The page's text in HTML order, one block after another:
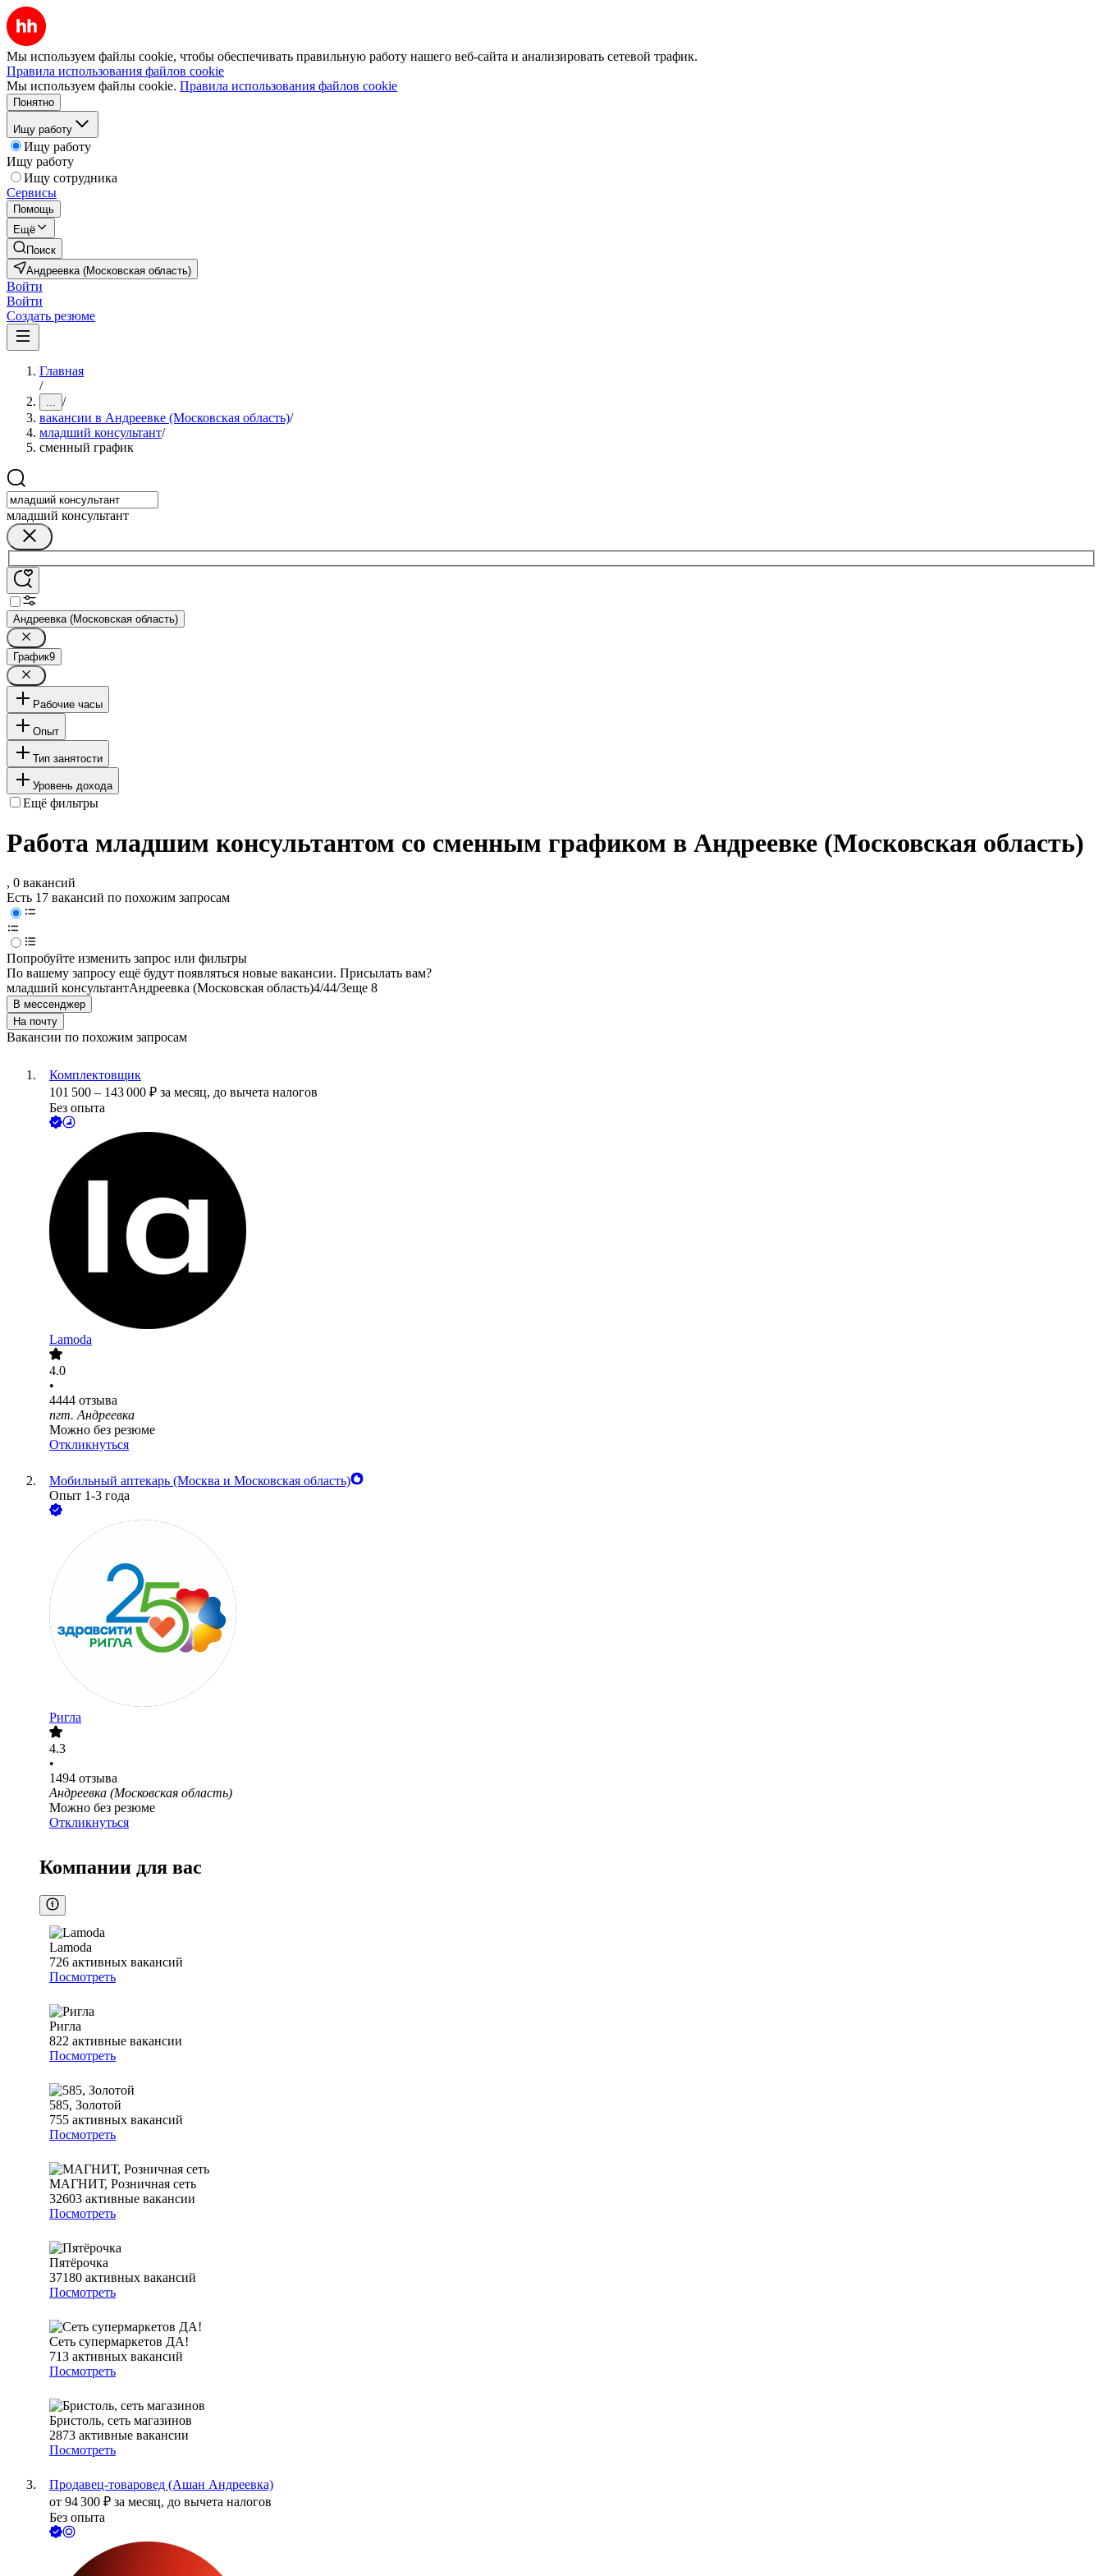
Мы используем файлы cookie, чтобы обеспечивать правильную работу нашего веб-сайта и анализировать сетевой трафик.
Правила использования файлов cookie
Мы используем файлы cookie. Правила использования файлов cookie
Понятно
Ищу работу
Ищу работу
Ищу работу
Ищу сотрудника
Сервисы
Помощь
Ещё
Поиск
Андреевка (Московская область)
Войти
Войти
Создать резюме
Главная
/
... /
вакансии в Андреевке (Московская область)/
младший консультант/
сменный график
младший консультант
Андреевка (Московская область)
График9
Рабочие часы
Опыт
Тип занятости
Уровень дохода
Ещё фильтры
Работа младшим консультантом со сменным графиком в Андреевке (Московская область)
, 0 вакансий
Есть 17 вакансий по похожим запросам
Попробуйте изменить запрос или фильтры
По вашему запросу ещё будут появляться новые вакансии. Присылать вам?
младший консультантАндреевка (Московская область)4/44/3еще 8
В мессенджер
На почту
Вакансии по похожим запросам
Комплектовщик
101 500 – 143 000 ₽ за месяц, до вычета налогов
Без опыта
Lamoda
4.0
•
4444 отзыва
пгт. Андреевка
Можно без резюме
Откликнуться
Мобильный аптекарь (Москва и Московская область)
Опыт 1-3 года
Ригла
4.3
•
1494 отзыва
Андреевка (Московская область)
Можно без резюме
Откликнуться
Компании для вас
Lamoda
726 активных вакансий
Посмотреть
Ригла
822 активные вакансии
Посмотреть
585, Золотой
755 активных вакансий
Посмотреть
МАГНИТ, Розничная сеть
32603 активные вакансии
Посмотреть
Пятёрочка
37180 активных вакансий
Посмотреть
Сеть супермаркетов ДА!
713 активных вакансий
Посмотреть
Бристоль, сеть магазинов
2873 активные вакансии
Посмотреть
Продавец-товаровед (Ашан Андреевка)
от 94 300 ₽ за месяц, до вычета налогов
Без опыта